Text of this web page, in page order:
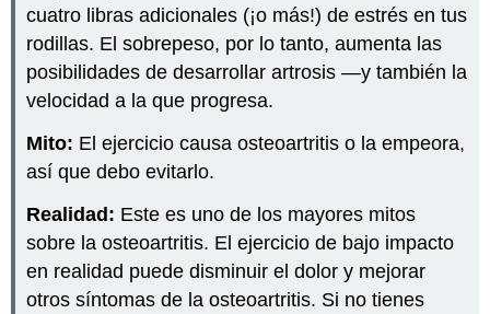
cuatro libras adicionales (¡o más!) de estrés en tus
rodillas. El sobrepeso, por lo tanto, aumenta las
posibilidades de desarrollar artrosis —y también la
velocidad a la que progresa.
Mito: El ejercicio causa osteoartritis o la empeora,
así que debo evitarlo.
Realidad: Este es uno de los mayores mitos
sobre la osteoartritis. El ejercicio de bajo impacto
en realidad puede disminuir el dolor y mejorar
otros síntomas de la osteoartritis. Si no tienes